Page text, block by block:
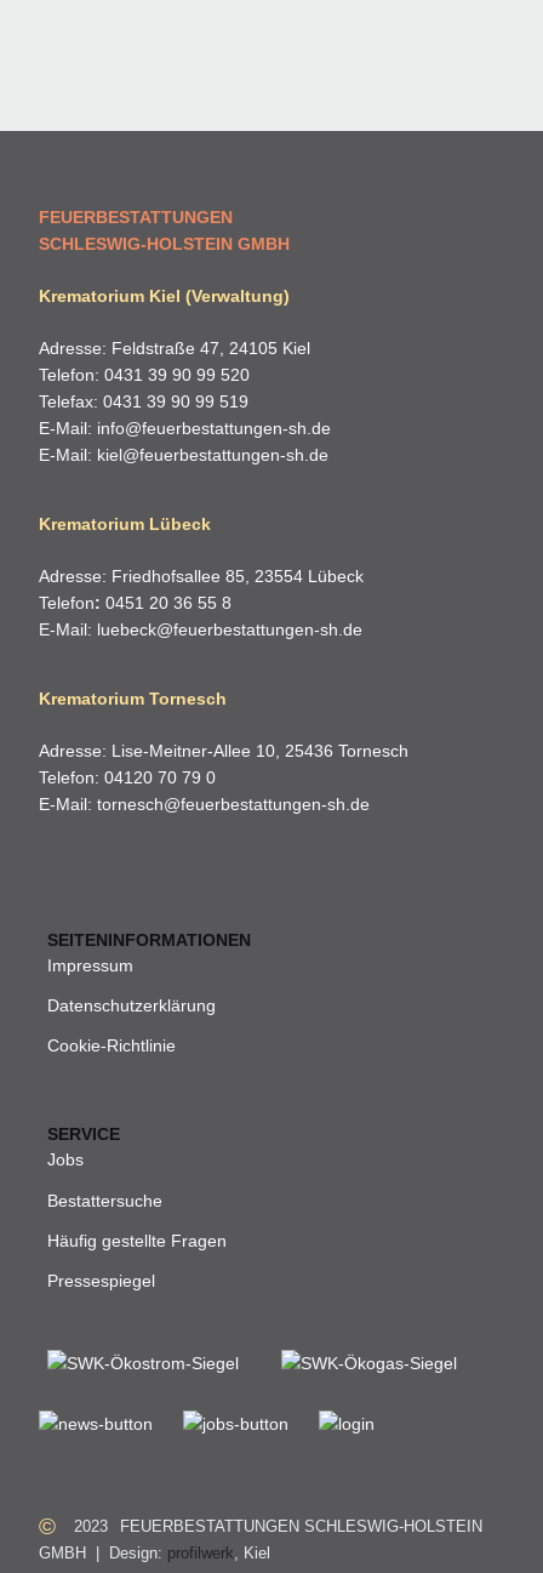
FEUERBESTATTUNGEN
SCHLESWIG-HOLSTEIN GMBH
Krematorium Kiel (Verwaltung)
Adresse: Feldstraße 47, 24105 Kiel
Telefon: 0431 39 90 99 520
Telefax: 0431 39 90 99 519
E-Mail: info@feuerbestattungen-sh.de
E-Mail: kiel@feuerbestattungen-sh.de
Krematorium Lübeck
Adresse: Friedhofsallee 85, 23554 Lübeck
Telefon: 0451 20 36 55 8
E-Mail: luebeck@feuerbestattungen-sh.de
Krematorium Tornesch
Adresse: Lise-Meitner-Allee 10, 25436 Tornesch
Telefon: 04120 70 79 0
E-Mail: tornesch@feuerbestattungen-sh.de
SEITENINFORMATIONEN
Impressum
Datenschutzerklärung
Cookie-Richtlinie
SERVICE
Jobs
Bestattersuche
Häufig gestellte Fragen
Pressespiegel
© 2023
FEUERBESTATTUNGEN SCHLESWIG-HOLSTEIN
GMBH
| Design: profilwerk, Kiel